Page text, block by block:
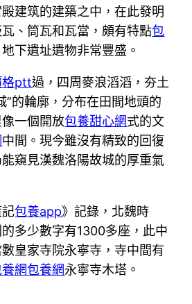
建筑的建築之中，在此發明
、筒瓦和瓦當，頗有特點包
下遺址遺物非常豐盛。
格ptt過，四周麥浪滔滔，夯土
”的輪廓，分布在田間地頭的
一個開放包養甜心網式的文
中間。現今雖沒有精致的回復
窺見漢魏洛陽故城的厚重氣
包養app》記錄，北魏時
多少數字有1300多座，此中
皇家寺院永寧寺，寺中間有
網包養網永寧寺木塔。